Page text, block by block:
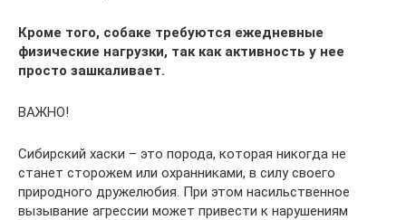
Кроме того, собаке требуются ежедневные
физические нагрузки, так как активность у нее
просто зашкаливает.
ВАЖНО!
Сибирский хаски – это порода, которая никогда не
станет сторожем или охранниками, в силу своего
природного дружелюбия. При этом насильственное
вызывание агрессии может привести к нарушениям